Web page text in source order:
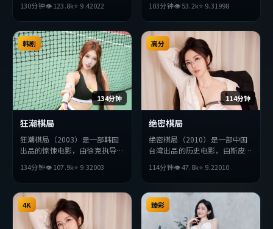
杨紫等主演。影片在叙事与视听
上力求突破，探讨人性与抉择，
节奏张弛有度，适合喜欢该类型
的观众完整观看。
130分钟👁123.8k⭐ 9.42022
梁朝伟等主演。影片在叙事与视
听上力求突破，探讨人性与抉
择，节奏张弛有度，适合喜欢该
类型的观众完整观看。
103分钟👁53.2k⭐ 9.31998
134分钟
韩剧
狂潮棋局
狂潮棋局（2003）是一部韩国
出品的惊悚电影，由徐克执导，
片在叙事与视听上力求突破，探
讨人性与抉择，节奏张弛有度，
适合喜欢该类型的观众完整观
看。
134分钟👁107.9k⭐ 9.32003
114分钟
高分
绝密棋局
绝密棋局（2010）是一部中国
台湾出品的历史电影，由斯皮尔
河正宇等主演。影片在叙事与视
听上力求突破，探讨人性与抉
择，节奏张弛有度，适合喜欢该
类型的观众完整观看。
114分钟👁47.8k⭐ 9.22010
4K 臻彩